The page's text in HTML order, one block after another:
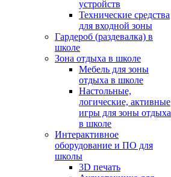
устройств
Технические средства
для входной зоны
Гардероб (раздевалка) в
школе
Зона отдыха в школе
Мебель для зоны
отдыха в школе
Настольные,
логические, активные
игры для зоны отдыха
в школе
Интерактивное
оборудование и ПО для
школы
3D печать